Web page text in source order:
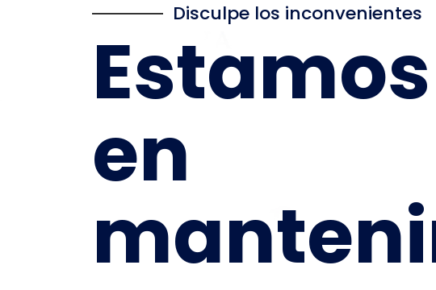
Disculpe los inconvenientes
Estamos
en